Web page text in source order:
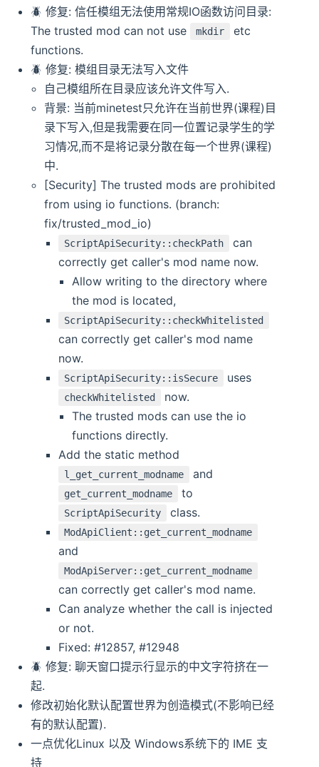
🪲 修复: 信任模组无法使用常规IO函数访问目录:
The trusted mod can not use
mkdir
etc
functions.
🪲 修复: 模组目录无法写入文件
自己模组所在目录应该允许文件写入.
背景: 当前minetest只允许在当前世界(课程)目
录下写入,但是我需要在同一位置记录学生的学
习情况,而不是将记录分散在每一个世界(课程)
中.
[Security] The trusted mods are prohibited
from using io functions. (branch:
fix/trusted_mod_io)
ScriptApiSecurity::checkPath
can
correctly get caller's mod name now.
Allow writing to the directory where
the mod is located,
ScriptApiSecurity::checkWhitelisted
can correctly get caller's mod name
now.
ScriptApiSecurity::isSecure uses
checkWhitelisted
now.
The trusted mods can use the io
functions directly.
Add the static method
l_get_current_modname and
get_current_modname to
ScriptApiSecurity class.
ModApiClient::get_current_modname
and
ModApiServer::get_current_modname
can correctly get caller's mod name.
Can analyze whether the call is injected
or not.
Fixed: #12857, #12948
🪲 修复: 聊天窗口提示行显示的中文字符挤在一
起.
修改初始化默认配置世界为创造模式(不影响已经
有的默认配置).
一点优化Linux 以及 Windows系统下的 IME 支
持